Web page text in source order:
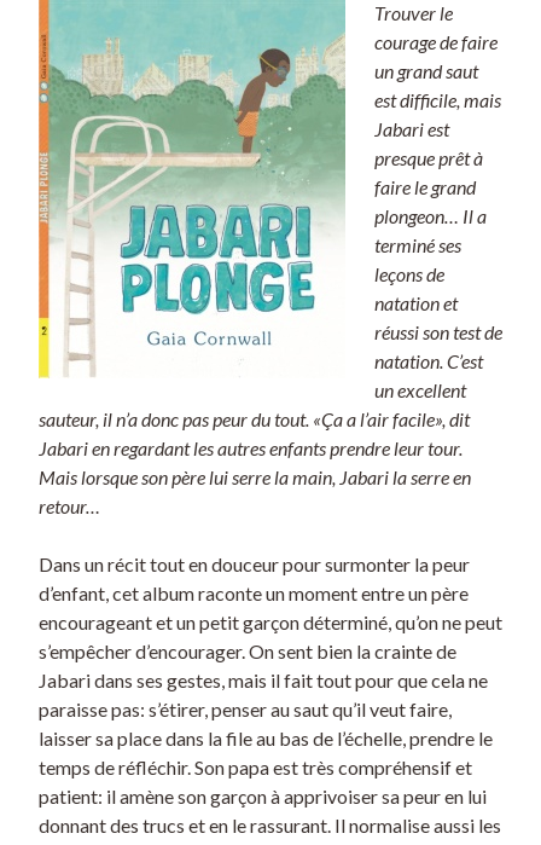
Trouver le
courage de faire
un grand saut
est difficile, mais
Jabari est
presque prêt à
faire le grand
plongeon… Il a
terminé ses
leçons de
natation et
réussi son test de
natation. C’est
un excellent
sauteur, il n’a donc pas peur du tout. «Ça a l’air facile», dit
Jabari en regardant les autres enfants prendre leur tour.
Mais lorsque son père lui serre la main, Jabari la serre en
retour…
Dans un récit tout en douceur pour surmonter la peur
d’enfant, cet album raconte un moment entre un père
encourageant et un petit garçon déterminé, qu’on ne peut
s’empêcher d’encourager. On sent bien la crainte de
Jabari dans ses gestes, mais il fait tout pour que cela ne
paraisse pas: s’étirer, penser au saut qu’il veut faire,
laisser sa place dans la file au bas de l’échelle, prendre le
temps de réfléchir. Son papa est très compréhensif et
patient: il amène son garçon à apprivoiser sa peur en lui
donnant des trucs et en le rassurant. Il normalise aussi les